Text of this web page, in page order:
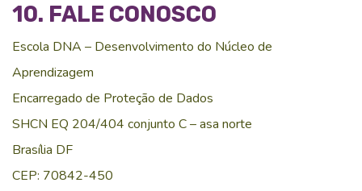
10. FALE CONOSCO
Escola DNA – Desenvolvimento do Núcleo de
Aprendizagem
Encarregado de Proteção de Dados
SHCN EQ 204/404 conjunto C – asa norte
Brasília DF
CEP: 70842-450